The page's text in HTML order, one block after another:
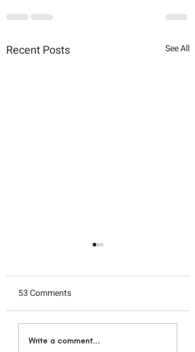
Recent Posts See All
JAPAN'S YOGURT
53 Comments
Write a comment...